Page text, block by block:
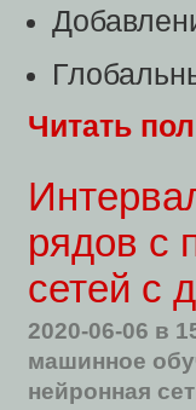
Читать
рядов с
сетей с
2020-06-06 в
машинное
нейронная